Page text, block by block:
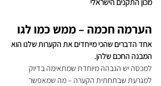
מכון התקנים הישראלי
הערמה חכמה – ממש כמו לגו
אחד הדברים שהכי מייחדים את הקערות שלנו הוא
המבנה החכם שלהן.
למכסה יש הגבהה מיוחדת שמתאימה בדיוק
למגרעת שבתחתית הקערה – מה שמאפשר